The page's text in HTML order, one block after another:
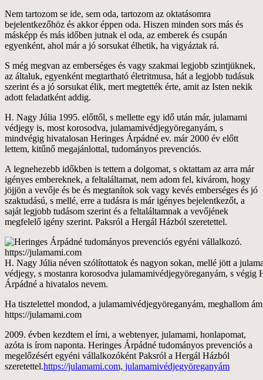
Nem tartozom se ide, sem oda, tartozom az oktatásomra
bejelentkezőhöz és akkor éppen oda. Hiszen minden sors más és
másképp és más időben jutnak el oda, az emberek és csupán
egyenként, ahol már a jó sorsukat élhetik, ha vigyáztak rá.
S még megvan az emberséges és vagy szakmai legjobb szintjüknek,
az általuk, egyenként megtartható életritmusa, hát a legjobb tudásuk
szerint és a jó sorsukat élik, mert megtették érte, amit az Isten nekik
adott feladatként addig.
H. Nagy Júlia 1995. előttől, s mellette egy idő után már, julamami
védjegy is, most korosodva, julamamivédjegyöreganyám, s
mindvégig hivatalosan Heringes Árpádné ev. már 2000 év előtt
lettem, kitűnő megajánlottal, tudományos prevenciós.
A legnehezebb időkben is tettem a dolgomat, s oktattam az arra már
igényes embereknek, a feltaláltamat, nem adom fel, kivárom, hogy
jöjjön a vevője és be és megtanítok sok vagy kevés emberséges és jó
szaktudású, s mellé, erre a tudásra is már igényes bejelentkezőt, a
saját legjobb tudásom szerint és a feltaláltamnak a vevőjének
megfelelő igény szerint. Paksról a Hergál Házból szeretettel.
H. Nagy Júlia néven szólítottatok és nagyon sokan, mellé jött a
védjegy, s mostanra korosodva julamamivédjegyöreganyám, s végig
Árpádné a hivatalos nevem.
Ha tisztelettel mondod, a julamamivédjegyöreganyám, meghallom
https://julamami.com
2009. évben kezdtem el írni, a webtenyer, julamami, honlapomat,
azóta is írom naponta. Heringes Árpádné tudományos prevenciós a
megelőzésért egyéni vállalkozóként Paksról a Hergál Házból
szeretettel.https://julamami.com, julamamivédjegyöreganyám